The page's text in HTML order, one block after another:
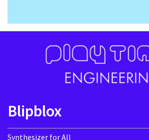
Blipblox
Synthesizer for All